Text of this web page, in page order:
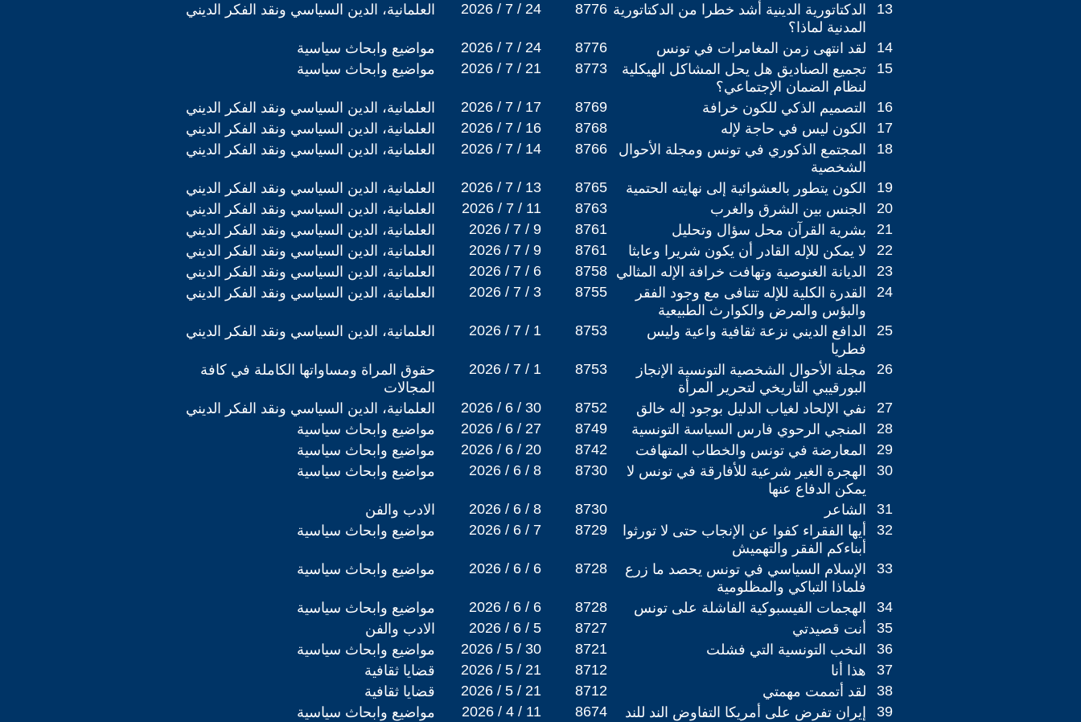
العلمانية، الدين السياسي ونقد الفكر الديني
2026 / 7 / 24 8776 الدكتاتورية الدينية أشد خطرا من الدكتاتورية
المدنية لماذا؟
13
مواضيع وابحاث سياسية 2026 / 7 / 24 8776 لقد انتهى زمن المغامرات في تونس
14
مواضيع وابحاث سياسية
2026 / 7 / 21 8773
تجميع الصناديق هل يحل المشاكل الهيكلية
لنظام الضمان الإجتماعي؟
15
العلمانية، الدين السياسي ونقد الفكر الديني 2026 / 7 / 17 8769 التصميم الذكي للكون خرافة
16
العلمانية، الدين السياسي ونقد الفكر الديني
2026 / 7 / 16 8768 الكون ليس في حاجة لإله
17
العلمانية، الدين السياسي ونقد الفكر الديني
2026 / 7 / 14 8766
المجتمع الذكوري في تونس ومجلة الأحوال
الشخصية
18
العلمانية، الدين السياسي ونقد الفكر الديني 2026 / 7 / 13 8765 الكون يتطور بالعشوائية إلى نهايته الحتمية
19
العلمانية، الدين السياسي ونقد الفكر الديني
2026 / 7 / 11 8763 الجنس بين الشرق والغرب
20
العلمانية، الدين السياسي ونقد الفكر الديني
2026 / 7 / 9 8761 بشرية القرآن محل سؤال وتحليل
21
العلمانية، الدين السياسي ونقد الفكر الديني
2026 / 7 / 9 8761 لا يمكن للإله القادر أن يكون شريرا وعابثا
22
العلمانية، الدين السياسي ونقد الفكر الديني
2026 / 7 / 6 8758 الديانة الغنوصية وتهافت خرافة الإله المثالي
23
العلمانية، الدين السياسي ونقد الفكر الديني
2026 / 7 / 3 8755
القدرة الكلية للإله تتنافى مع وجود الفقر
والبؤس والمرض والكوارث الطبيعية
24
العلمانية، الدين السياسي ونقد الفكر الديني 2026 / 7 / 1 8753
الدافع الديني نزعة ثقافية واعية وليس
فطريا
25
حقوق المراة ومساواتها الكاملة في كافة
المجالات
2026 / 7 / 1 8753
مجلة الأحوال الشخصية التونسية الإنجاز
البورقيبي التاريخي لتحرير المرأة
26
العلمانية، الدين السياسي ونقد الفكر الديني 2026 / 6 / 30 8752 نفي الإلحاد لغياب الدليل بوجود إله خالق
27
مواضيع وابحاث سياسية
2026 / 6 / 27 8749 المنجي الرحوي فارس السياسة التونسية
28
مواضيع وابحاث سياسية
2026 / 6 / 20 8742 المعارضة في تونس والخطاب المتهافت
29
مواضيع وابحاث سياسية
2026 / 6 / 8 8730
الهجرة الغير شرعية للأفارقة في تونس لا
يمكن الدفاع عنها
30
الادب والفن 2026 / 6 / 8 8730 الشاعر
31
مواضيع وابحاث سياسية
2026 / 6 / 7 8729
أيها الفقراء كفوا عن الإنجاب حتى لا تورثوا
أبناءكم الفقر والتهميش
32
مواضيع وابحاث سياسية 2026 / 6 / 6 8728
الإسلام السياسي في تونس يحصد ما زرع
فلماذا التباكي والمظلومية
33
مواضيع وابحاث سياسية 2026 / 6 / 6 8728 الهجمات الفيسبوكية الفاشلة على تونس
34
الادب والفن
2026 / 6 / 5 8727 أنت قصيدتي
35
مواضيع وابحاث سياسية
2026 / 5 / 30 8721 النخب التونسية التي فشلت
36
قضايا ثقافية
2026 / 5 / 21 8712 هذا أنا
37
قضايا ثقافية
2026 / 5 / 21 8712 لقد أتممت مهمتي
38
مواضيع وابحاث سياسية
2026 / 4 / 11 8674 إيران تفرض على أمريكا التفاوض الند للند
39